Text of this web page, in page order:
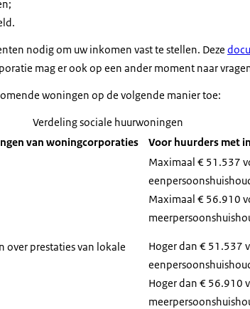
op.)
is in elke gemeente anders.
mensen op zoek zijn naar een woning.
u een woning heeft.
krijgen op een huurwoning.
te vinden bij uw woningcorporatie?
woningcorporatie of verhuurder.
wat verderop.)
nodig om uw inkomen vast te stellen. Deze
mag er ook op een ander moment naar
woningen op de volgende manier toe:
Verdeling sociale huurwoningen
van woningcorporaties
Voor huurders met
Maximaal € 51.537
Maximaal € 56.910
over prestaties van lokale
Hoger dan € 51.537
Hoger dan € 56.910